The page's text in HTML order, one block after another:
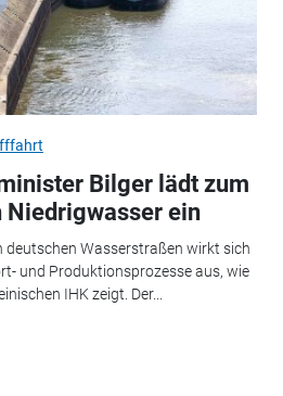
Bilger lädt zum
Niedrigwasser ein
deutschen Wasserstraßen wirkt sich
und Produktionsprozesse aus, wie
IHK zeigt. Der...